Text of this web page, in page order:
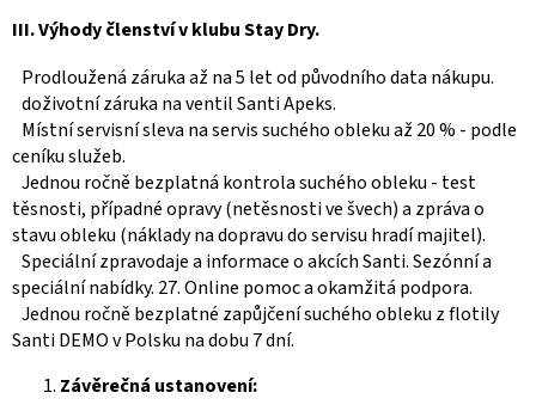
III. Výhody členství v klubu Stay Dry.
Prodloužená záruka až na 5 let od původního data nákupu.
doživotní záruka na ventil Santi Apeks.
Místní servisní sleva na servis suchého obleku až 20 % - podle
ceníku služeb.
Jednou ročně bezplatná kontrola suchého obleku - test
těsnosti, případné opravy (netěsnosti ve švech) a zpráva o
stavu obleku (náklady na dopravu do servisu hradí majitel).
Speciální zpravodaje a informace o akcích Santi. Sezónní a
speciální nabídky. 27. Online pomoc a okamžitá podpora.
Jednou ročně bezplatné zapůjčení suchého obleku z flotily
Santi DEMO v Polsku na dobu 7 dní.
Závěrečná ustanovení: